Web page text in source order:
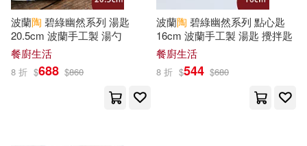
マーキュリー(25) 田英章(25)
MAX-A(24) 小川糸(24)
福建美術出版社編(24)
千華數位文化(71)
人民文學出版社(70)
黑龍江美術出版社(70)
波蘭陶 碧綠幽然系列 湯匙
20.5cm 波蘭手工製 湯勺
餐廚生活
8 折 $688 $860
波蘭陶 碧綠幽然系列 點心匙
16cm 波蘭手工製 湯匙 攪拌匙
餐廚生活
8 折 $544 $680